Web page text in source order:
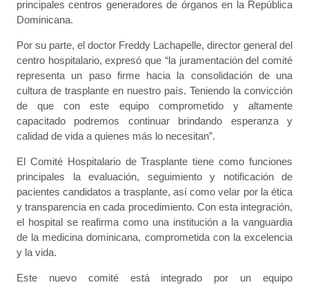
principales centros generadores de órganos en la República
Dominicana.
Por su parte, el doctor Freddy Lachapelle, director general del
centro hospitalario, expresó que “la juramentación del comité
representa un paso firme hacia la consolidación de una
cultura de trasplante en nuestro país. Teniendo la convicción
de que con este equipo comprometido y altamente
capacitado podremos continuar brindando esperanza y
calidad de vida a quienes más lo necesitan”.
El Comité Hospitalario de Trasplante tiene como funciones
principales la evaluación, seguimiento y notificación de
pacientes candidatos a trasplante, así como velar por la ética
y transparencia en cada procedimiento. Con esta integración,
el hospital se reafirma como una institución a la vanguardia
de la medicina dominicana, comprometida con la excelencia
y la vida.
Este nuevo comité está integrado por un equipo